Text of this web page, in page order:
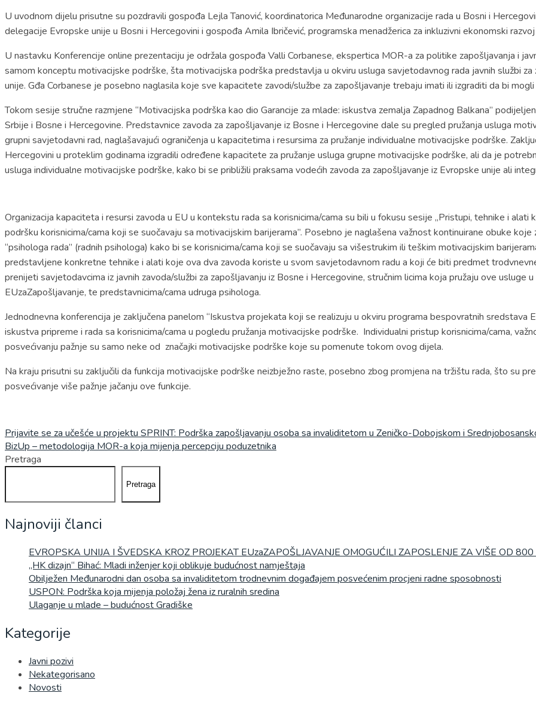
U uvodnom dijelu prisutne su pozdravili gospođa Lejla Tanović, koordinatorica Međunarodne organizacije rada u Bosni i
delegacije Evropske unije u Bosni i Hercegovini i gospođa Amila Ibričević, programska menadžerica za inkluzivni ekonomski
U nastavku Konferencije online prezentaciju je održala gospođa Valli Corbanese, ekspertica MOR-a za politike zapošljavanja i
samom konceptu motivacijske podrške, šta motivacijska podrška predstavlja u okviru usluga savjetodavnog rada javnih službi
unije. Gđa Corbanese je posebno naglasila koje sve kapacitete zavodi/službe za zapošljavanje trebaju imati ili izgraditi da bi
Tokom sesije stručne razmjene “Motivacijska podrška kao dio Garancije za mlade: iskustva zemalja Zapadnog Balkana”
Srbije i Bosne i Hercegovine. Predstavnice zavoda za zapošljavanje iz Bosne i Hercegovine dale su pregled pružanja usluga
grupni savjetodavni rad, naglašavajući ograničenja u kapacitetima i resursima za pružanje individualne motivacijske podrške.
Hercegovini u proteklim godinama izgradili određene kapacitete za pružanje usluga grupne motivacijske podrške, ali da je
usluga individualne motivacijske podrške, kako bi se približili praksama vodećih zavoda za zapošljavanje iz Evropske unije ali
Organizacija kapaciteta i resursi zavoda u EU u kontekstu rada sa korisnicima/cama su bili u fokusu sesije „Pristupi, tehnike i
podršku korisnicima/cama koji se suočavaju sa motivacijskim barijerama”. Posebno je naglašena važnost kontinuirane obuke
“psihologa rada” (radnih psihologa) kako bi se korisnicima/cama koji se suočavaju sa višestrukim ili teškim motivacijskim
predstavljene konkretne tehnike i alati koje ova dva zavoda koriste u svom savjetodavnom radu a koji će biti predmet
prenijeti savjetodavcima iz javnih zavoda/službi za zapošljavanju iz Bosne i Hercegovine, stručnim licima koja pružaju ove
EUzaZapošljavanje, te predstavnicima/cama udruga psihologa.
Jednodnevna konferencija je zaključena panelom “Iskustva projekata koji se realizuju u okviru programa bespovratnih sredstava
iskustva pripreme i rada sa korisnicima/cama u pogledu pružanja motivacijske podrške. Individualni pristup korisnicima/cama,
posvećivanju pažnje su samo neke od značajki motivacijske podrške koje su pomenute tokom ovog dijela.
Na kraju prisutni su zaključili da funkcija motivacijske podrške neizbježno raste, posebno zbog promjena na tržištu rada, što su
posvećivanje više pažnje jačanju ove funkcije.
Navigacija
članaka
Prijavite se za učešće u projektu SPRINT: Podrška zapošljavanju osoba sa invaliditetom u Zeničko-Dobojskom i
BizUp – metodologija MOR-a koja mijenja percepciju poduzetnika
Pretraga
Pretraga
Najnoviji članci
EVROPSKA UNIJA I ŠVEDSKA KROZ PROJEKAT EUzaZAPOŠLJAVANJE OMOGUĆILI ZAPOSLENJE ZA VIŠE OD
„HK dizajn“ Bihać: Mladi inženjer koji oblikuje budućnost namještaja
Obilježen Međunarodni dan osoba sa invaliditetom trodnevnim događajem posvećenim procjeni radne sposobnosti
USPON: Podrška koja mijenja položaj žena iz ruralnih sredina
Ulaganje u mlade – budućnost Gradiške
Kategorije
Javni pozivi
Nekategorisano
Novosti